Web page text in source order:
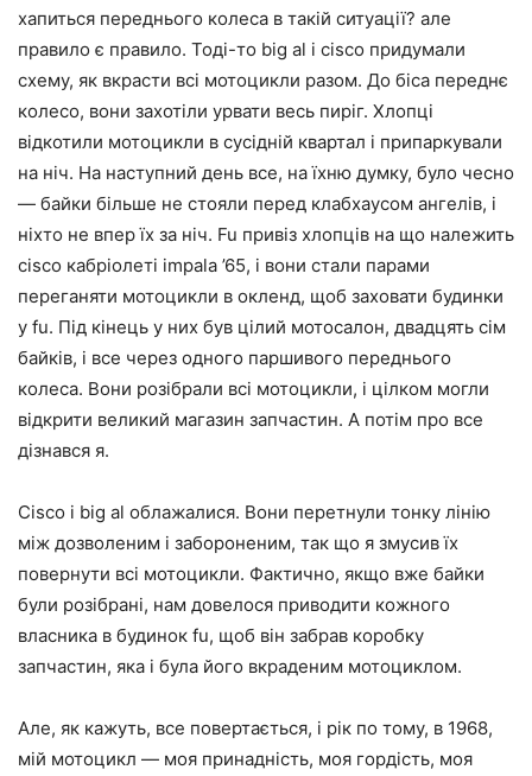
хапиться переднього колеса в такій ситуації? але
правило є правило. Тоді-то big al і cisco придумали
схему, як вкрасти всі мотоцикли разом. До біса переднє
колесо, вони захотіли урвати весь пиріг. Хлопці
відкотили мотоцикли в сусідній квартал і припаркували
на ніч. На наступний день все, на їхню думку, було чесно
— байки більше не стояли перед клабхаусом ангелів, і
ніхто не впер їх за ніч. Fu привіз хлопців на що належить
cisco кабріолеті impala ’65, і вони стали парами
переганяти мотоцикли в окленд, щоб заховати будинки
у fu. Під кінець у них був цілий мотосалон, двадцять сім
байків, і все через одного паршивого переднього
колеса. Вони розібрали всі мотоцикли, і цілком могли
відкрити великий магазин запчастин. А потім про все
дізнався я.
Cisco і big al облажалися. Вони перетнули тонку лінію
між дозволеним і забороненим, так що я змусив їх
повернути всі мотоцикли. Фактично, якщо вже байки
були розібрані, нам довелося приводити кожного
власника в будинок fu, щоб він забрав коробку
запчастин, яка і була його вкраденим мотоциклом.
Але, як кажуть, все повертається, і рік по тому, в 1968,
мій мотоцикл — моя принадність, моя гордість, моя